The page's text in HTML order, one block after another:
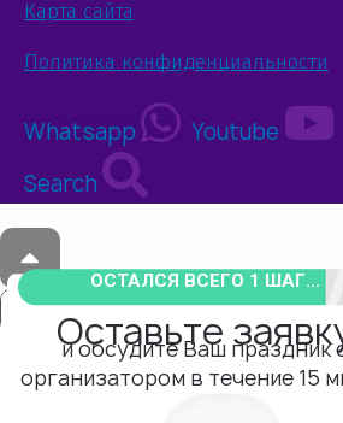
Карта сайта
Политика конфиденциальности
Whatsapp Youtube
Search
ОСТАЛСЯ ВСЕГО 1 ШАГ...
Оставьте
и обсудите Ваш праздник
организатором в течение 15